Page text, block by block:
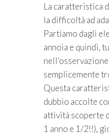
La caratteristica
la difficoltà ad
Partiamo dagli
annoia e quindi,
semplicemente
Questa
dubbio accolte
attività scoperte
1 anno e 1/2!!),